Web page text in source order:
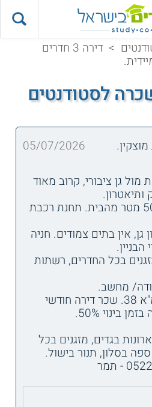
> דירה 3 חדרים
לסטודנטים
מוצקין. 05/07/2026
מול גן ציבורי, קרוב מאוד
תחבורה ציבורית כ 500 מטר מהבית. תחנת רכבת
גן, אין בתים צמודים. חניה
בכל החדרים, רשתות
מחשב.
דירה בשלבי תכנון תמ"א 38. שכר דירה חודשי
בגדים, מזגנים בכל
בסלון, תנור בישול.